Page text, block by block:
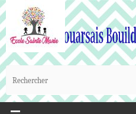
Passer
au
contenu